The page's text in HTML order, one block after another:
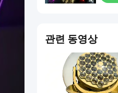
관련 동영상